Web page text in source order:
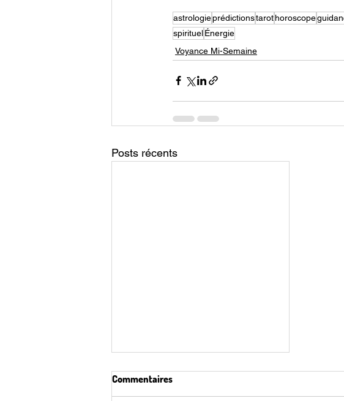
astrologieprédictionstarothoroscope
spirituelÉnergie
Voyance Mi-Semaine
Posts récents
Commentaires